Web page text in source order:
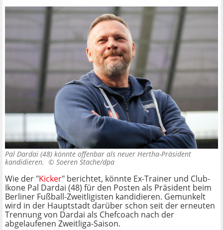
Pal Dardai (48) könnte offenbar als neuer Hertha-Präsident
kandidieren. © Soeren Stache/dpa
Wie der "Kicker" berichtet, könnte Ex-Trainer und Club-
Ikone Pal Dardai (48) für den Posten als Präsident beim
Berliner Fußball-Zweitligisten kandidieren. Gemunkelt
wird in der Hauptstadt darüber schon seit der erneuten
Trennung von Dardai als Chefcoach nach der
abgelaufenen Zweitliga-Saison.